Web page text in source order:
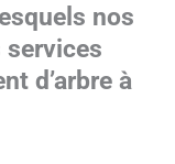
nos
d’arbre à